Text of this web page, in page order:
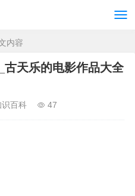
内容
天乐的电影作品大全
识百科 47